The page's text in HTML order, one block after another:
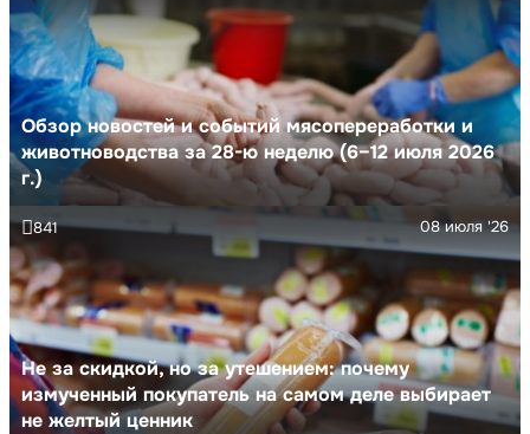
Обзор новостей и событий мясопереработки и
животноводства за 28-ю неделю (6–12 июля 2026
г.)
Не за скидкой, но за утешением: почему
измученный покупатель на самом деле выбирает
не желтый ценник
08 июля '26
841